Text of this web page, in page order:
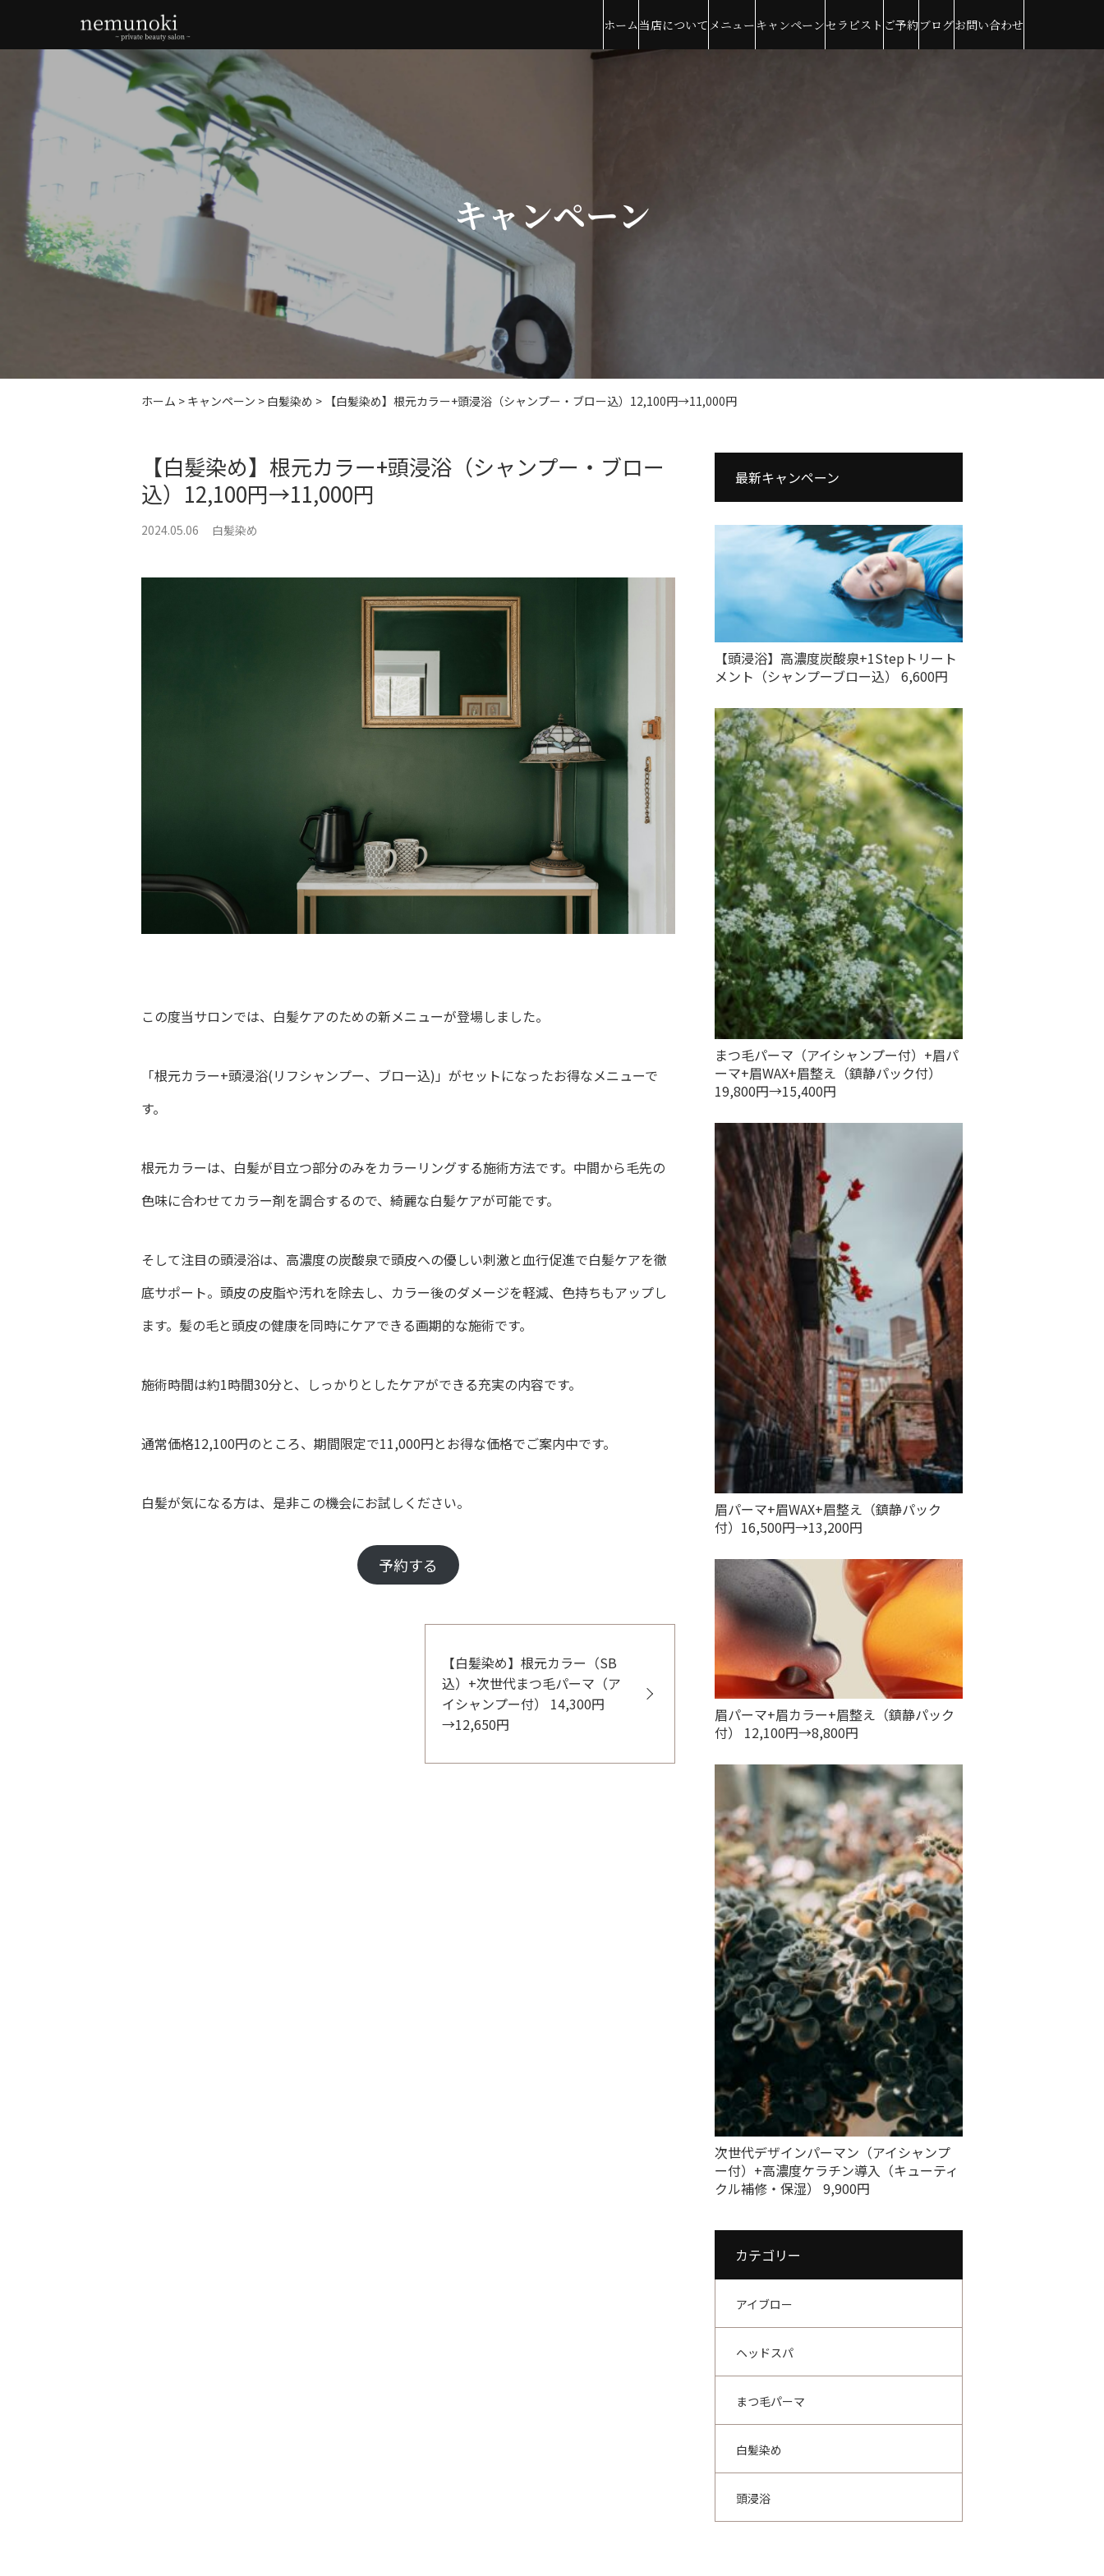
ホーム当店についてメニューキャンペーンセラピスト ご予約ブログお問い合わせ
キャンペーン
ホーム > キャンペーン > 白髪染め > 【白髪染め】根元カラー+頭浸浴（シャンプー・ブロー込）12,100円→11,000円
【白髪染め】根元カラー+頭浸浴（シャンプー・ブロー
込）12,100円→11,000円
2024.05.06 白髪染め
この度当サロンでは、白髪ケアのための新メニューが登場しました。
「根元カラー+頭浸浴(リフシャンプー、ブロー込)」がセットになったお得なメニューで
す。
根元カラーは、白髪が目立つ部分のみをカラーリングする施術方法です。中間から毛先の
色味に合わせてカラー剤を調合するので、綺麗な白髪ケアが可能です。
そして注目の頭浸浴は、高濃度の炭酸泉で頭皮への優しい刺激と血行促進で白髪ケアを徹
底サポート。頭皮の皮脂や汚れを除去し、カラー後のダメージを軽減、色持ちもアップし
ます。髪の毛と頭皮の健康を同時にケアできる画期的な施術です。
施術時間は約1時間30分と、しっかりとしたケアができる充実の内容です。
通常価格12,100円のところ、期間限定で11,000円とお得な価格でご案内中です。
白髪が気になる方は、是非この機会にお試しください。
予約する
【白髪染め】根元カラー（SB
込）+次世代まつ毛パーマ（ア
イシャンプー付） 14,300円
→12,650円
最新キャンペーン
【頭浸浴】高濃度炭酸泉+1Stepトリート
メント（シャンプーブロー込） 6,600円
まつ毛パーマ（アイシャンプー付）+眉パ
ーマ+眉WAX+眉整え（鎮静パック付）
19,800円→15,400円
眉パーマ+眉WAX+眉整え（鎮静パック
付）16,500円→13,200円
眉パーマ+眉カラー+眉整え（鎮静パック
付） 12,100円→8,800円
次世代デザインパーマン（アイシャンプ
ー付）+高濃度ケラチン導入（キューティ
クル補修・保湿） 9,900円
カテゴリー
アイブロー
ヘッドスパ
まつ毛パーマ
白髪染め
頭浸浴